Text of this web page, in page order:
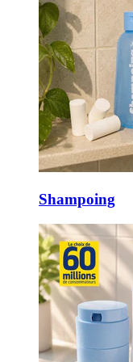
Shampoing